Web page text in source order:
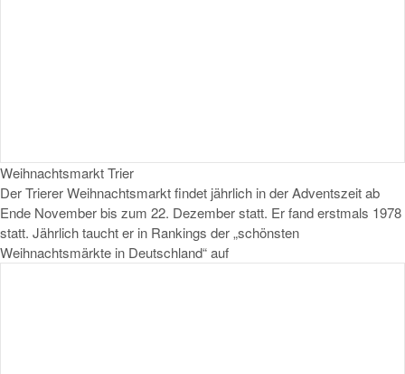
Weihnachtsmarkt Trier
Der Trierer Weihnachtsmarkt findet jährlich in der Adventszeit ab
Ende November bis zum 22. Dezember statt. Er fand erstmals 1978
statt. Jährlich taucht er in Rankings der „schönsten
Weihnachtsmärkte in Deutschland“ auf